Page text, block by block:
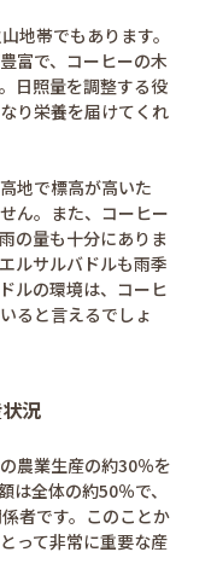
地帯でもあります。
富で、コーヒーの木
日照量を調整する役
り栄養を届けてくれ
地で標高が高いた
ん。また、コーヒー
の量も十分にありま
ルサルバドルも雨季
ルの環境は、コーヒ
ると言えるでしょ
況
農業生産の約30％を
は全体の約50％で、
者です。このことか
って非常に重要な産